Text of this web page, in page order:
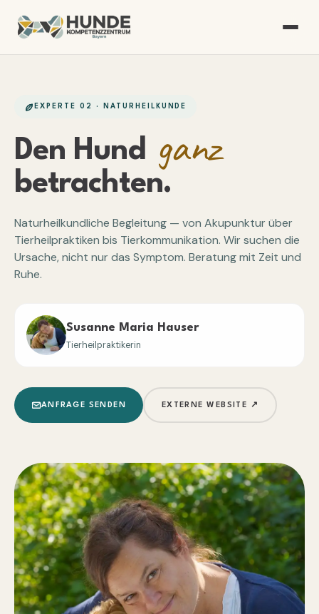
EXPERTE 02 · NATURHEILKUNDE
Den Hund ganz
betrachten.
Naturheilkundliche Begleitung — von Akupunktur über
Tierheilpraktiken bis Tierkommunikation. Wir suchen die
Ursache, nicht nur das Symptom. Beratung mit Zeit und
Ruhe.
Susanne Maria Hauser
Tierheilpraktikerin
ANFRAGE SENDEN EXTERNE WEBSITE ↗